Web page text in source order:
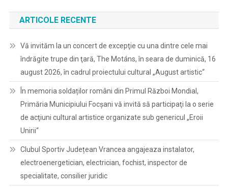
ARTICOLE RECENTE
Vă invităm la un concert de excepţie cu una dintre cele mai
îndrăgite trupe din ţară, The Motáns, în seara de duminică, 16
august 2026, în cadrul proiectului cultural „August artistic“
În memoria soldaților români din Primul Război Mondial,
Primăria Municipiului Focșani vă invită să participaţi la o serie
de acţiuni cultural artistice organizate sub genericul „Eroii
Unirii“
Clubul Sportiv Județean Vrancea angajeaza instalator,
electroenergetician, electrician, fochist, inspector de
specialitate, consilier juridic